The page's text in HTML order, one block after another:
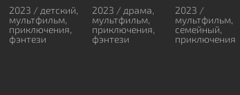
2023 / детский,
мультфильм,
приключения,
фэнтези
2023 / драма,
мультфильм,
приключения,
фэнтези
2023 /
мультфильм,
семейный,
приключения